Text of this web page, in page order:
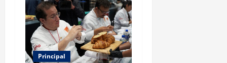
Principal